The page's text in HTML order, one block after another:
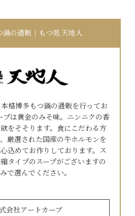
鍋の通販｜もつ処 天地人
格博多もつ鍋の通販を行ってお
プは黄金のみそ味。ニンニクの香
をそそります。食にこだわる方
厳選された国産の牛ホルモンを
込めてお作りしております。ス
タイプのスープがございますの
で選んでください。
会社アートカーブ